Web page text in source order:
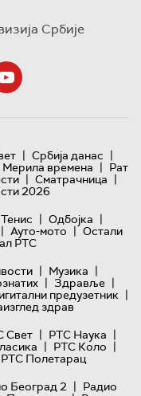
Србије
| Србија данас |
Мерила времена | Рат
| Сматрачница |
2026
Тенис | Одбојка |
| Ауто-мото | Остали
РТС
| Музика |
| Здравље |
предузетник |
здрав
Свет | РТС Наука |
| РТС Коло |
РТС Полетарац
Београд 2 | Радио